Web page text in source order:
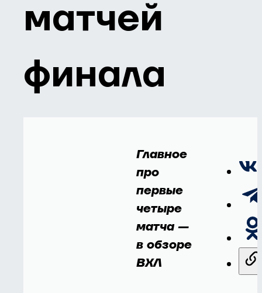
матчей
финала
Главное
про
первые
четыре
матча —
в обзоре
ВХЛ